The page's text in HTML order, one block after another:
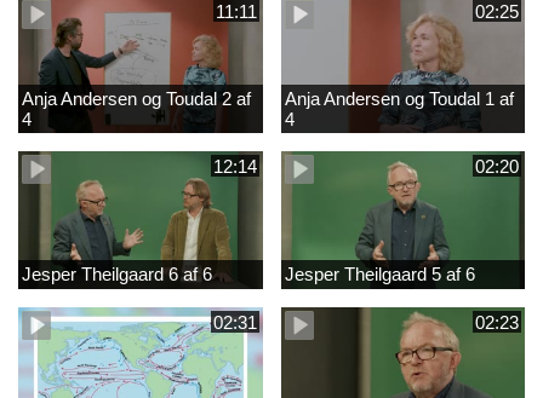
11:11
Anja Andersen og Toudal 2 af
4
02:25
Anja Andersen og Toudal 1 af
4
12:14
Jesper Theilgaard 6 af 6
02:20
Jesper Theilgaard 5 af 6
02:31 02:23